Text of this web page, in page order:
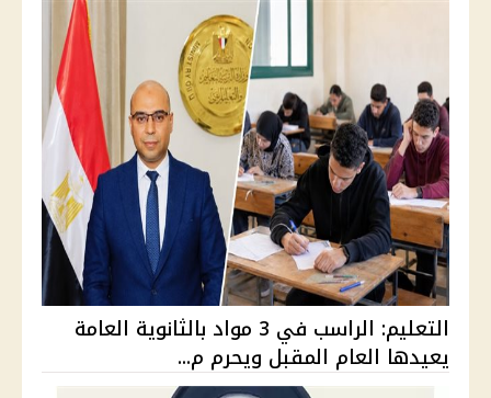
التعليم: الراسب في 3 مواد بالثانوية العامة
يعيدها العام المقبل ويحرم م...